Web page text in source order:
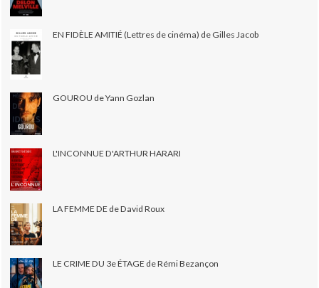
EN FIDÈLE AMITIÉ (Lettres de cinéma) de Gilles Jacob
GOUROU de Yann Gozlan
L'INCONNUE D'ARTHUR HARARI
LA FEMME DE de David Roux
LE CRIME DU 3e ÉTAGE de Rémi Bezançon